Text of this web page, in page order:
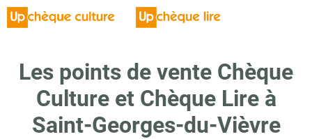
Les points de vente Chèque
Culture et Chèque Lire à
Saint-Georges-du-Vièvre